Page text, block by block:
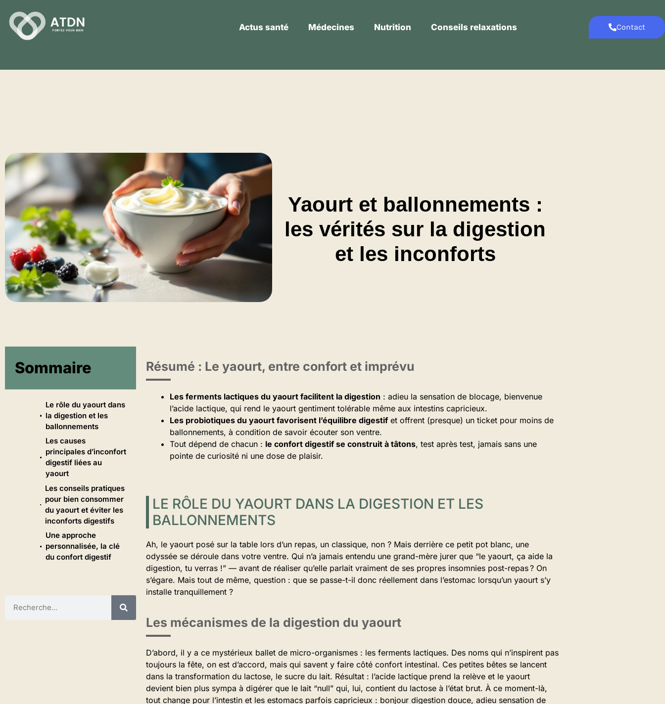
Actus santé Médecines Nutrition Conseils relaxations Contact
Yaourt et ballonnements :
les vérités sur la digestion
et les inconforts
Sommaire
Le rôle du yaourt dans
la digestion et les
ballonnements
Les causes
principales d’inconfort
digestif liées au
yaourt
Les conseils pratiques
pour bien consommer
du yaourt et éviter les
inconforts digestifs
Une approche
personnalisée, la clé
du confort digestif
Résumé : Le yaourt, entre confort et imprévu
Les ferments lactiques du yaourt facilitent la digestion : adieu la sensation de blocage, bienvenue
l’acide lactique, qui rend le yaourt gentiment tolérable même aux intestins capricieux.
Les probiotiques du yaourt favorisent l’équilibre digestifet offrent (presque) un ticket pour moins de
ballonnements, à condition de savoir écouter son ventre.
Tout dépend de chacun : le confort digestif se construit à tâtons, test après test, jamais sans une
pointe de curiosité ni une dose de plaisir.
LE RÔLE DU YAOURT DANS LA DIGESTION ET LES
BALLONNEMENTS
Ah, le yaourt posé sur la table lors d’un repas, un classique, non ? Mais derrière ce petit pot blanc, une
odyssée se déroule dans votre ventre. Qui n’a jamais entendu une grand-mère jurer que “le yaourt, ça aide la
digestion, tu verras !” — avant de réaliser qu’elle parlait vraiment de ses propres insomnies post-repas ? On
s’égare. Mais tout de même, question : que se passe-t-il donc réellement dans l’estomac lorsqu’un yaourt s’y
installe tranquillement ?
Les mécanismes de la digestion du yaourt
D’abord, il y a ce mystérieux ballet de micro-organismes : les ferments lactiques. Des noms qui n’inspirent pas
toujours la fête, on est d’accord, mais qui savent y faire côté confort intestinal. Ces petites bêtes se lancent
dans la transformation du lactose, le sucre du lait. Résultat : l’acide lactique prend la relève et le yaourt
devient bien plus sympa à digérer que le lait “null” qui, lui, contient du lactose à l’état brut. À ce moment-là,
tout change pour l’intestin et les estomacs parfois capricieux : bonjour digestion douce, adieu sensation de